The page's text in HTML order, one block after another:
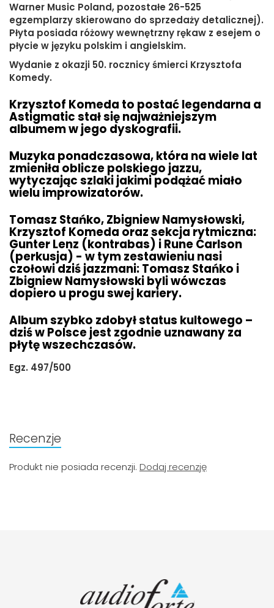
Warner Music Poland, pozostałe 26-525
egzemplarzy skierowano do sprzedaży detalicznej).
Płyta posiada różowy wewnętrzny rękaw z esejem o
płycie w języku polskim i angielskim.
Wydanie z okazji 50. rocznicy śmierci Krzysztofa
Komedy.
Krzysztof Komeda to postać legendarna a
Astigmatic stał się najważniejszym
albumem w jego dyskografii.
Muzyka ponadczasowa, która na wiele lat
zmieniła oblicze polskiego jazzu,
wytyczając szlaki jakimi podążać miało
wielu improwizatorów.
Tomasz Stańko, Zbigniew Namysłowski,
Krzysztof Komeda oraz sekcja rytmiczna:
Gunter Lenz (kontrabas) i Rune Carlson
(perkusja) - w tym zestawieniu nasi
czołowi dziś jazzmani: Tomasz Stańko i
Zbigniew Namysłowski byli wówczas
dopiero u progu swej kariery.
Album szybko zdobył status kultowego –
dziś w Polsce jest zgodnie uznawany za
płytę wszechczasów.
Egz. 497/500
Recenzje
Produkt nie posiada recenzji. Dodaj recenzję